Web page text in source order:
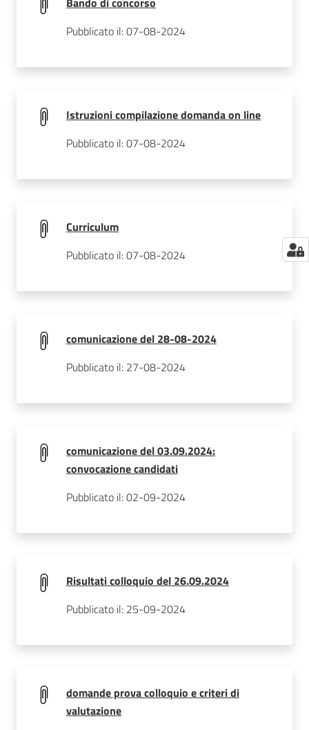
Pubblicato il: 07-08-2024
Istruzioni compilazione domanda on line
Pubblicato il: 07-08-2024
Curriculum
Pubblicato il: 07-08-2024
comunicazione del 28-08-2024
Pubblicato il: 27-08-2024
comunicazione del 03.09.2024:
convocazione candidati
Pubblicato il: 02-09-2024
Risultati colloquio del 26.09.2024
Pubblicato il: 25-09-2024
domande prova colloquio e criteri di
valutazione